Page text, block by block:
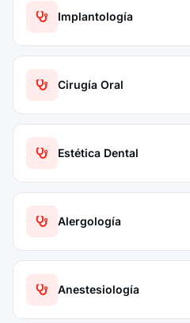
Implantología
Cirugía Oral
Estética Dental
Alergología
Anestesiología